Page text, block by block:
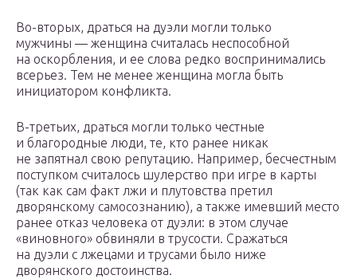
Во-вторых, драться на дуэли могли только
мужчины — женщина считалась неспособной
на оскорбления, и ее слова редко воспринимались
всерьез. Тем не менее женщина могла быть
инициатором конфликта.
В-третьих, драться могли только честные
и благородные люди, те, кто ранее никак
не запятнал свою репутацию. Например, бесчестным
поступком считалось шулерство при игре в карты
(так как сам факт лжи и плутовства претил
дворянскому самосознанию), а также имевший место
ранее отказ человека от дуэли: в этом случае
«виновного» обвиняли в трусости. Сражаться
на дуэли с лжецами и трусами было ниже
дворянского достоинства.